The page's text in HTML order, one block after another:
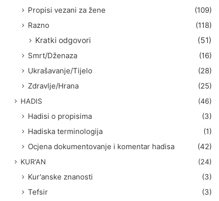
Propisi vezani za žene
(109)
Razno
(118)
Kratki odgovori
(51)
Smrt/Dženaza
(16)
Ukrašavanje/Tijelo
(28)
Zdravlje/Hrana
(25)
HADIS (46)
Hadisi o propisima
(3)
Hadiska terminologija
(1)
Ocjena dokumentovanje i komentar hadisa
(42)
KUR'AN (24)
Kur'anske znanosti
(3)
Tefsir
(3)